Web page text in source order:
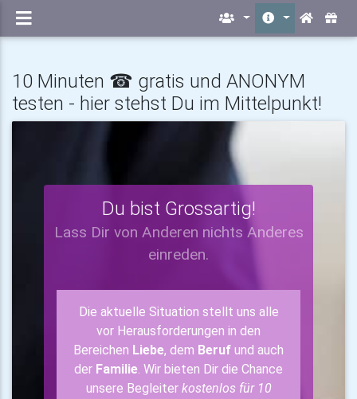
10 Minuten ☎ gratis und ANONYM
testen - hier stehst Du im Mittelpunkt!
Du bist Grossartig!
Lass Dir von Anderen nichts Anderes
einreden.
Die aktuelle Situation stellt uns alle
vor Herausforderungen in den
Bereichen Liebe, dem Beruf und auch
der Familie. Wir bieten Dir die Chance
unsere Begleiter kostenlos für 10